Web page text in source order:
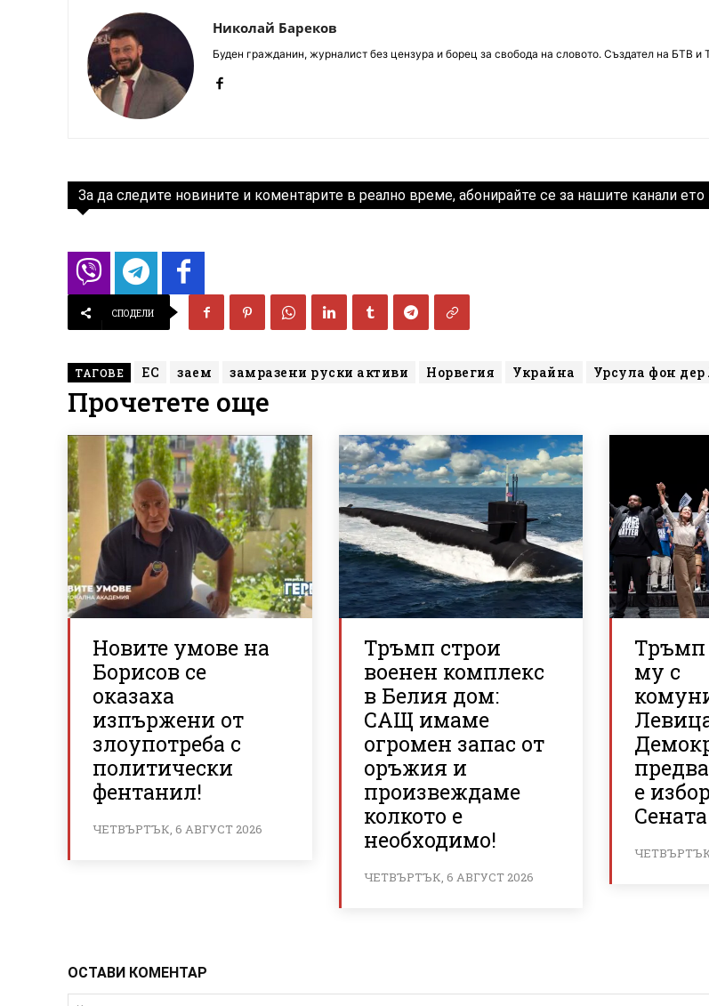
Николай Бареков
Буден гражданин, журналист без цензура и борец за свобода на словото. Създател на БТВ и
За да следите новините и коментарите в реално време, абонирайте се за нашите канали ето
СПОДЕЛИ
ТАГОВЕ ЕС заем замразени руски активи Норвегия Украйна Урсула фон
Прочетете още
Новите умове на
Борисов се
оказаха
изпържени от
злоупотреба с
политически
фентанил!
ЧЕТВЪРТЪК, 6 АВГУСТ 2026
Тръмп строи
военен комплекс
в Белия дом:
САЩ имаме
огромен запас от
оръжия и
произвеждаме
колкото е
необходимо!
ЧЕТВЪРТЪК, 6 АВГУСТ 2026
Тръмп
му с
е
Сената
ОСТАВИ КОМЕНТАР